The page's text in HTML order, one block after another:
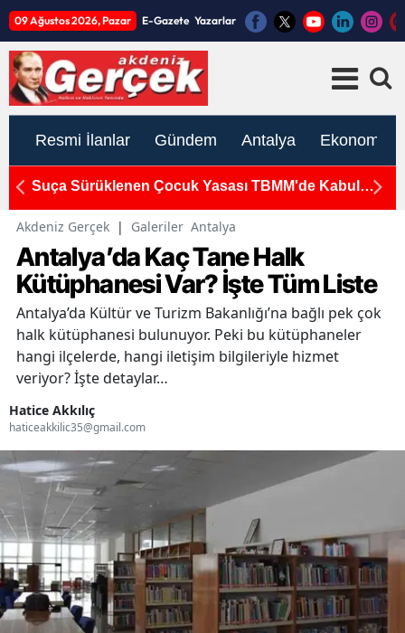
09 Ağustos 2026, Pazar E-Gazete Yazarlar
Resmi İlanlar Gündem Antalya Ekonomi
Kameralardan Kaçamadı! Mersin'de Otomobile Taşla
Akdeniz Gerçek | Galeriler Antalya
Antalya’da Kaç Tane Halk
Kütüphanesi Var? İşte Tüm Liste
Antalya’da Kültür ve Turizm Bakanlığı’na bağlı pek çok
halk kütüphanesi bulunuyor. Peki bu kütüphaneler
hangi ilçelerde, hangi iletişim bilgileriyle hizmet
veriyor? İşte detaylar…
Hatice Akkılıç
haticeakkilic35@gmail.com